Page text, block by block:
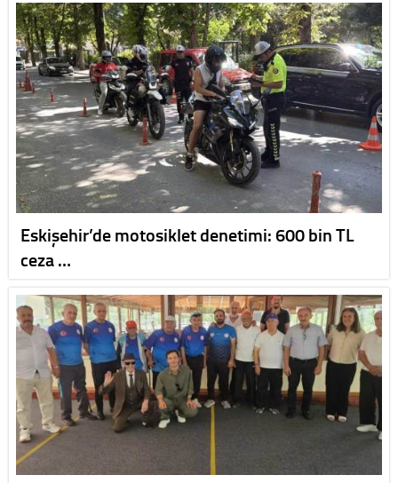
Eskişehir’de motosiklet denetimi: 600 bin TL
ceza …